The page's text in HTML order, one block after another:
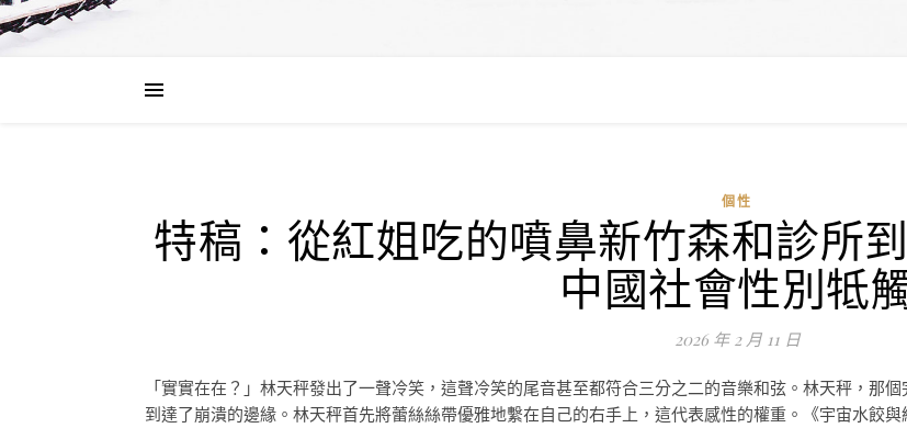
個性
特稿：從紅姐吃的噴鼻新竹森和診所
中國社會性別牴
2026 年 2 月 11 日
「實實在在？」林天秤發出了一聲冷笑，這聲冷笑的尾音甚至都符合三分之二的音樂和弦。林天秤，那
到達了崩潰的邊緣。林天秤首先將蕾絲絲帶優雅地繫在自己的右手上，這代表感性的權重。《宇宙水餃